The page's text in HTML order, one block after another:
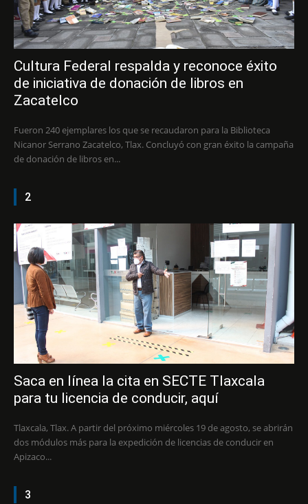
Cultura Federal respalda y reconoce éxito
de iniciativa de donación de libros en
Zacatelco
Fueron 240 ejemplares los que se recaudaron para la Biblioteca
Nicanor Serrano Zacatelco, Tlax. Concluyó con gran éxito la campaña
de donación de libros en...
2
Saca en línea la cita en SECTE Tlaxcala
para tu licencia de conducir, aquí
Tlaxcala, Tlax. A partir del próximo miércoles 19 de agosto, se abrirán
dos módulos más para la expedición de licencias de conducir en
Apizaco...
3